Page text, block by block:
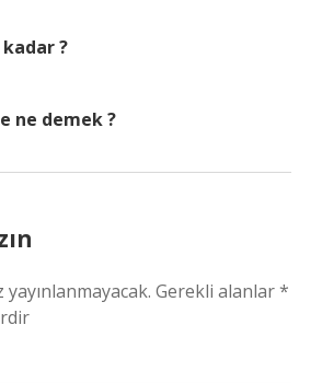
?
ne demek ?
Gerekli alanlar*